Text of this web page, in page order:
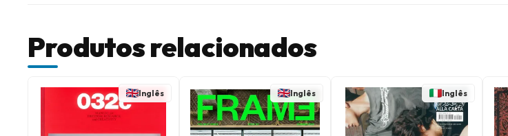
Produtos relacionados
Inglês Inglês Inglês